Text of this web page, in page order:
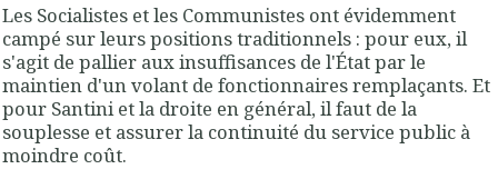
Les Socialistes et les Communistes ont évidemment
campé sur leurs positions traditionnels : pour eux, il
s'agit de pallier aux insuffisances de l'État par le
maintien d'un volant de fonctionnaires remplaçants. Et
pour Santini et la droite en général, il faut de la
souplesse et assurer la continuité du service public à
moindre coût.